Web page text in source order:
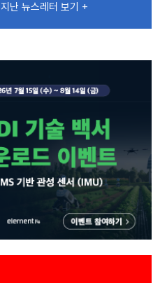
지난 뉴스레터 보기 +